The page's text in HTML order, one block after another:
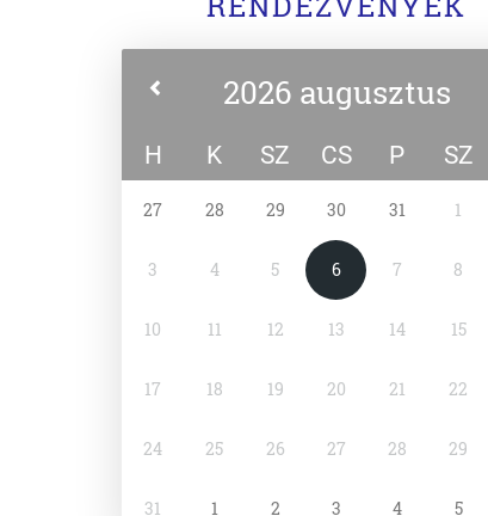
2026 augusztus
H K SZ CS P SZ
27 28 29 30 31 1
3 4 5 6 7 8
10 11 12 13 14 15
17 18 19 20 21 22
24 25 26 27 28 29
31 1 2 3 4 5